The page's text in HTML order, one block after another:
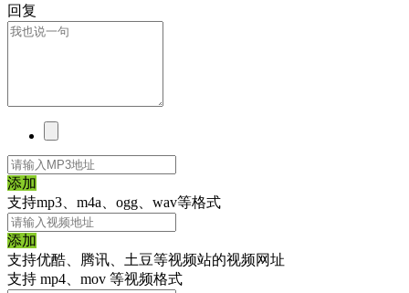
回复
添加
支持mp3、m4a、ogg、wav等格式
添加
支持优酷、腾讯、土豆等视频站的视频网址
支持 mp4、mov 等视频格式